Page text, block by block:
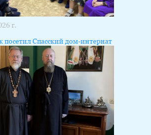
г.
Спасский дом-интернат